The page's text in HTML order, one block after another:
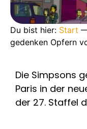
Du bist hier: Start
gedenken Opfern
Die Simpsons
Paris in der
der 27. Staffel